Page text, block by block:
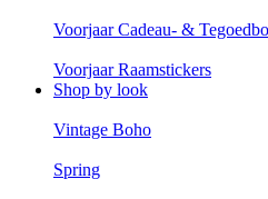
Voorjaar Cadeau- &
Voorjaar Raamstickers
Shop by look
Vintage Boho
Spring